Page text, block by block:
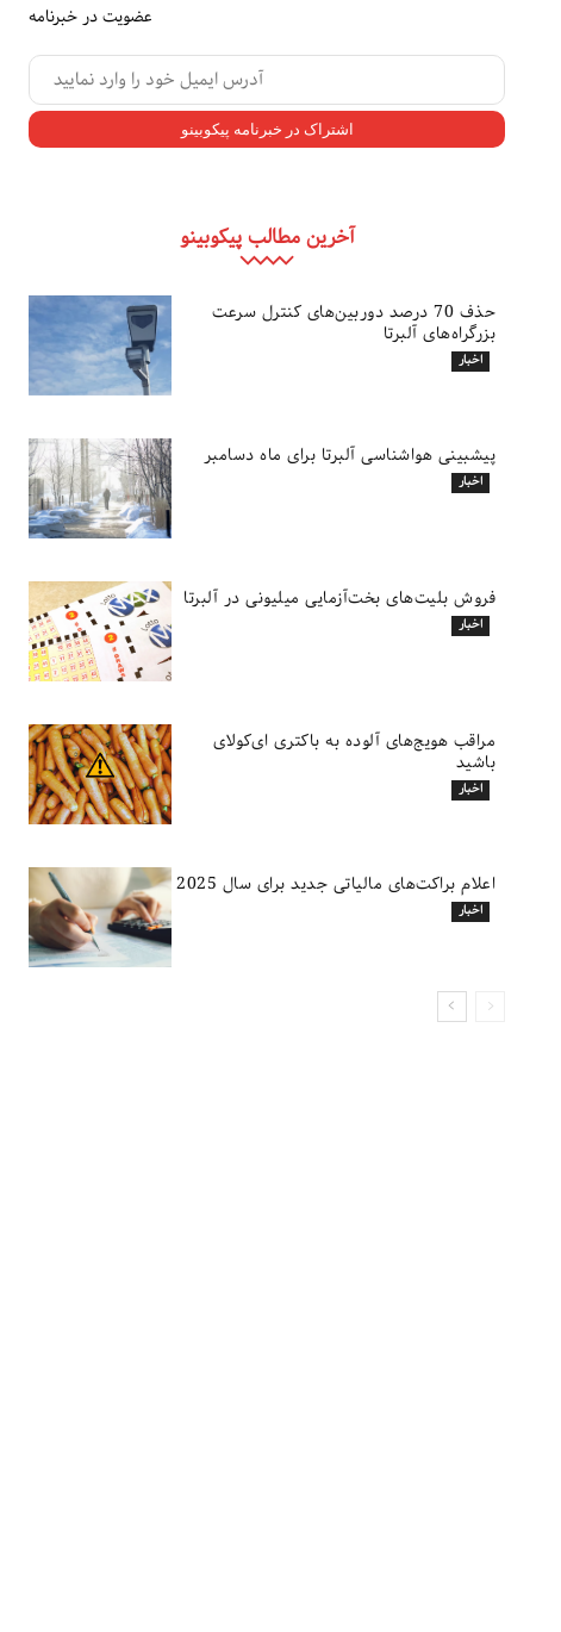
عضویت در خبرنامه
آخرین مطالب پیکوبینو
حذف 70 درصد دوربین‌های کنترل سرعت
بزرگراه‌های آلبرتا
اخبار
پیشبینی هواشناسی آلبرتا برای ماه دسامبر
اخبار
فروش بلیت‌های بخت‌آزمایی میلیونی در آلبرتا
اخبار
مراقب هویج‌های آلوده به باکتری ای‌کولای
باشید
اخبار
اعلام براکت‌های مالیاتی جدید برای سال 2025
اخبار